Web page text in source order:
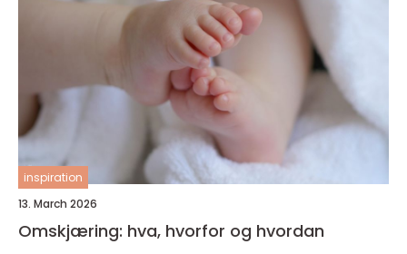
inspiration
13. March 2026
Omskjæring: hva, hvorfor og hvordan